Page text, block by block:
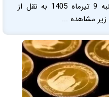
قیمت سکه و طلا امروز سه شنبه 9 تیرماه 1405 به نقل از
زیر مشاهده ...